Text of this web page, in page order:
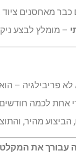
מאחסנים ציוד
– מומלץ לבצע ניקוי כל 6 חודשים, במיוחד לפני חורף או עונות
לא פריבילגיה –
אחת לכמה
מהיר,
עבורך את